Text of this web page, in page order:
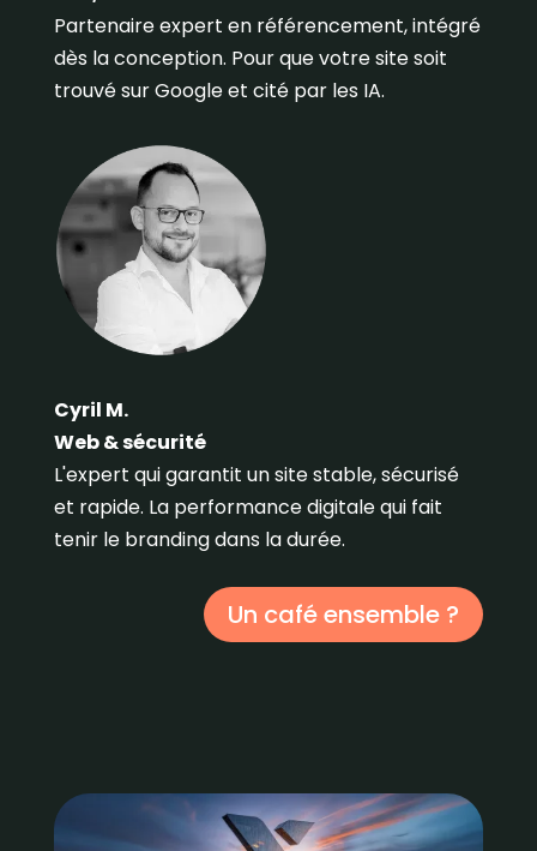
Partenaire expert en référencement, intégré
dès la conception. Pour que votre site soit
trouvé sur Google et cité par les IA.
Cyril M.
Web & sécurité
L'expert qui garantit un site stable, sécurisé
et rapide. La performance digitale qui fait
tenir le branding dans la durée.
Un café ensemble ?